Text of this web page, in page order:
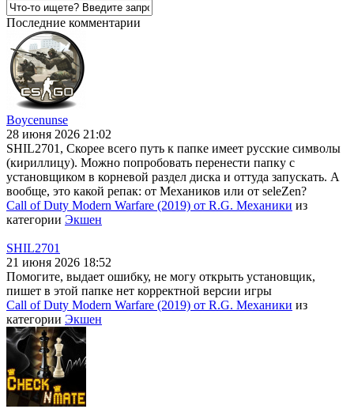
Последние комментарии
Boycenunse
28 июня 2026 21:02
SHIL2701, Скорее всего путь к папке имеет русские символы
(кириллицу). Можно попробовать перенести папку с
установщиком в корневой раздел диска и оттуда запускать. А
вообще, это какой репак: от Механиков или от seleZen?
Call of Duty Modern Warfare (2019) от R.G. Механики из
категории Экшен
SHIL2701
21 июня 2026 18:52
Помогите, выдает ошибку, не могу открыть установщик,
пишет в этой папке нет корректной версии игры
Call of Duty Modern Warfare (2019) от R.G. Механики из
категории Экшен